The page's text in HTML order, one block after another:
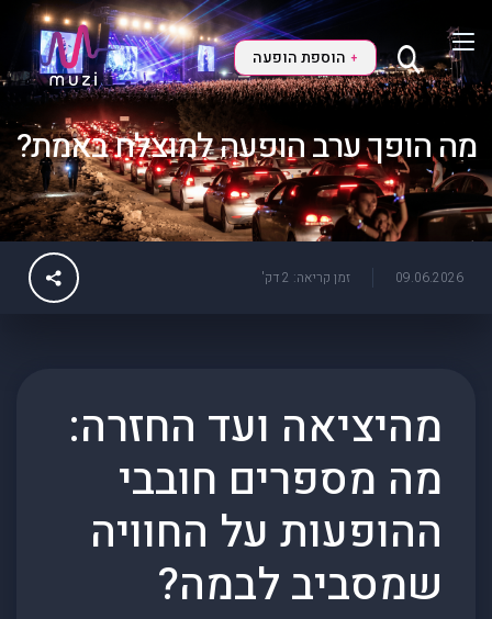
+ הוספת הופעה
מה הופך ערב הופעה למוצלח באמת?
09.06.2026 זמן קריאה: 2 דק'
מהיציאה ועד החזרה:
מה מספרים חובבי
ההופעות על החוויה
שמסביב לבמה?